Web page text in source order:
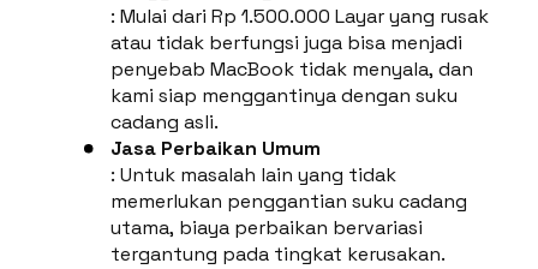
: Mulai dari Rp 1.500.000 Layar yang rusak
atau tidak berfungsi juga bisa menjadi
penyebab MacBook tidak menyala, dan
kami siap menggantinya dengan suku
cadang asli.
Jasa Perbaikan Umum
: Untuk masalah lain yang tidak
memerlukan penggantian suku cadang
utama, biaya perbaikan bervariasi
tergantung pada tingkat kerusakan.